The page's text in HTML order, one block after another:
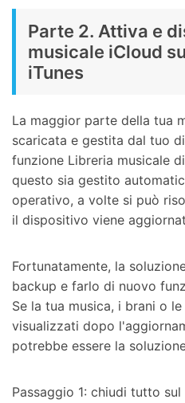
Parte 2. Attiva e
musicale iCloud
iTunes
La maggior parte della tua
scaricata e gestita dal tuo
funzione Libreria musicale
questo sia gestito
operativo, a volte si può
il dispositivo viene
Fortunatamente, la
backup e farlo di nuovo
Se la tua musica, i brani o
visualizzati dopo
potrebbe essere la
Passaggio 1: chiudi tutto